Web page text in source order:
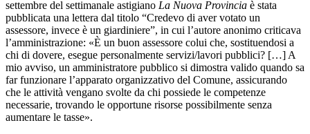
settembre del settimanale astigiano La Nuova Provincia è stata
pubblicata una lettera dal titolo “Credevo di aver votato un
assessore, invece è un giardiniere”, in cui l’autore anonimo criticava
l’amministrazione: «È un buon assessore colui che, sostituendosi a
chi di dovere, esegue personalmente servizi/lavori pubblici? […] A
mio avviso, un amministratore pubblico si dimostra valido quando sa
far funzionare l’apparato organizzativo del Comune, assicurando
che le attività vengano svolte da chi possiede le competenze
necessarie, trovando le opportune risorse possibilmente senza
aumentare le tasse».